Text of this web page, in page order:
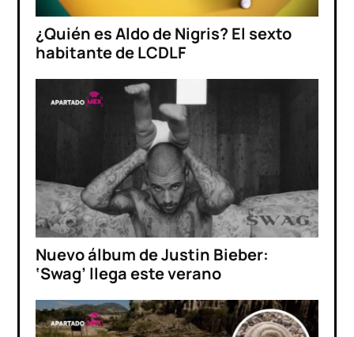
¿Quién es Aldo de Nigris? El sexto
habitante de LCDLF
Nuevo álbum de Justin Bieber:
‘Swag’ llega este verano